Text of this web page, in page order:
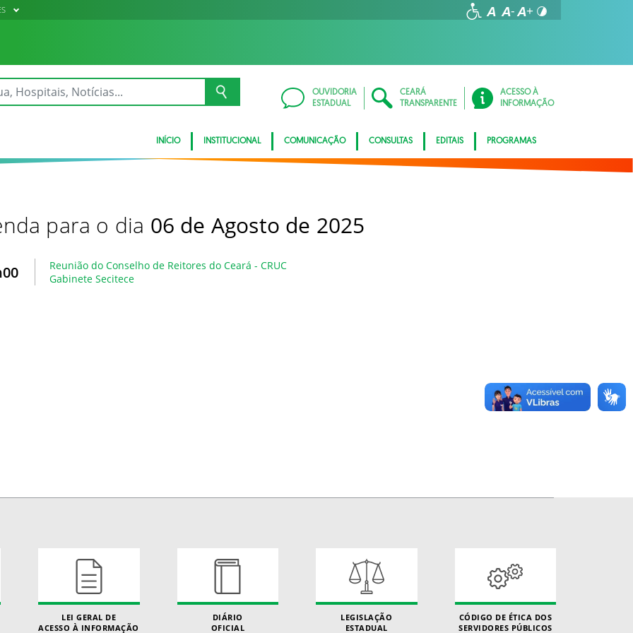
OUVIDORIA
ESTADUAL
CEARÁ
TRANSPARENTE
ACESSO À
INFORMAÇÃO
INÍCIO INSTITUCIONAL COMUNICAÇÃO CONSULTAS EDITAIS PROGRAMAS
para o dia 06 de Agosto de 2025
Reunião do Conselho de Reitores do Ceará - CRUC
Gabinete Secitece
LEI GERAL DE
ACESSO À INFORMAÇÃO
DIÁRIO
OFICIAL
LEGISLAÇÃO
ESTADUAL
CÓDIGO DE ÉTICA DOS
SERVIDORES PÚBLICOS